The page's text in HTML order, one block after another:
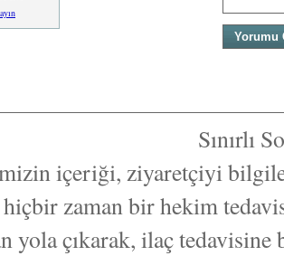
Sınırlı
içeriği, ziyaretçiyi
zaman bir hekim
yola çıkarak, ilaç